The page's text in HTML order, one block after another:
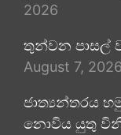
2026
තුන්වන පාසල්
August 7, 2026
ජාත්‍යන්තරය
නොවිය යුතු